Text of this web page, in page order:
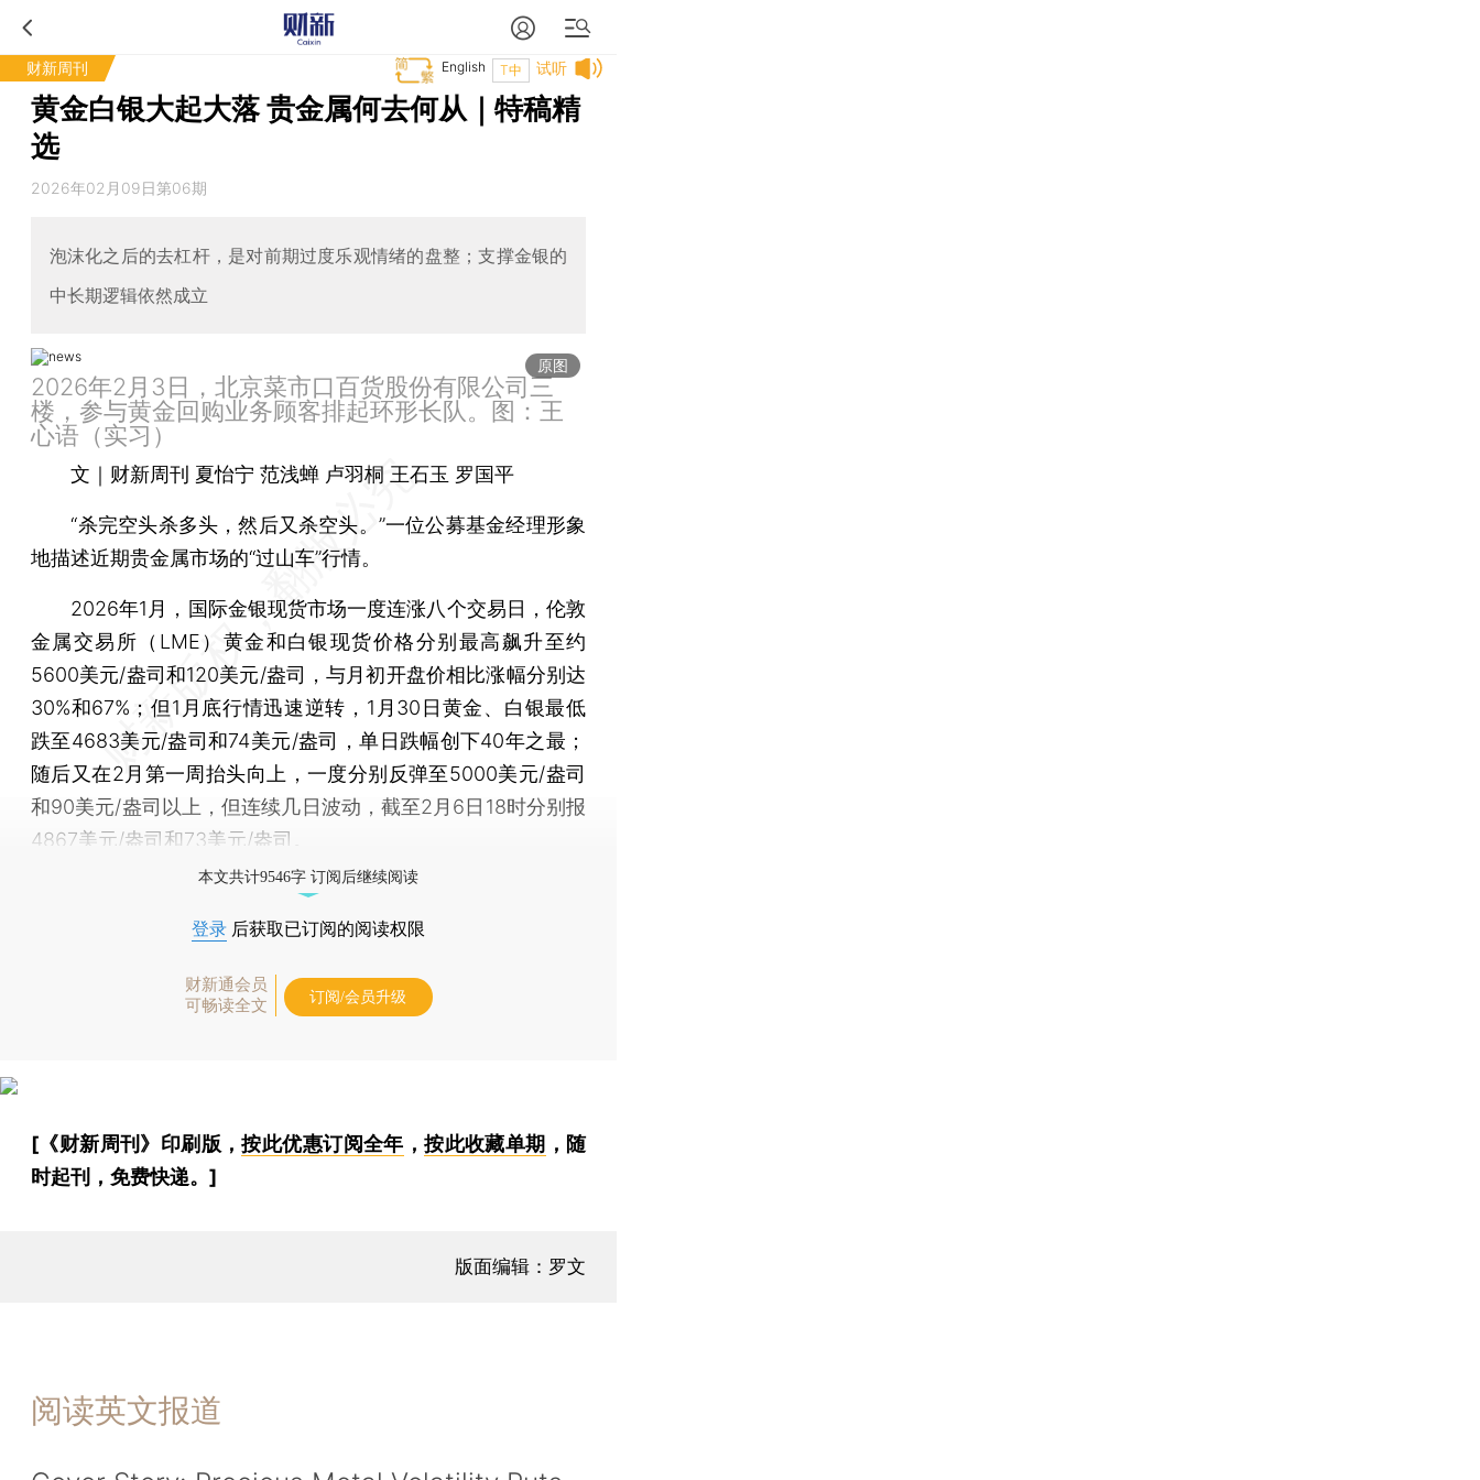
财新周刊 试听
T中
English
黄金白银大起大落 贵金属何去何从｜特稿精
选
2026年02月09日第06期
泡沫化之后的去杠杆，是对前期过度乐观情绪的盘整；支撑金银的
中长期逻辑依然成立
原图
2026年2月3日，北京菜市口百货股份有限公司三
楼，参与黄金回购业务顾客排起环形长队。图：王
心语（实习）
文｜财新周刊 夏怡宁 范浅蝉 卢羽桐 王石玉 罗国平
“杀完空头杀多头，然后又杀空头。”一位公募基金经理形象
地描述近期贵金属市场的“过山车”行情。
2026年1月，国际金银现货市场一度连涨八个交易日，伦敦
金属交易所（LME）黄金和白银现货价格分别最高飙升至约
5600美元/盎司和120美元/盎司，与月初开盘价相比涨幅分别达
30%和67%；但1月底行情迅速逆转，1月30日黄金、白银最低
跌至4683美元/盎司和74美元/盎司，单日跌幅创下40年之最；
随后又在2月第一周抬头向上，一度分别反弹至5000美元/盎司
和90美元/盎司以上，但连续几日波动，截至2月6日18时分别报
4867美元/盎司和73美元/盎司。
本文共计9546字 订阅后继续阅读
登录 后获取已订阅的阅读权限
财新通会员
可畅读全文
订阅/会员升级
[《财新周刊》印刷版，按此优惠订阅全年 ，按此收藏单期 ，随
时起刊，免费快递。]
版面编辑：罗文
阅读英文报道